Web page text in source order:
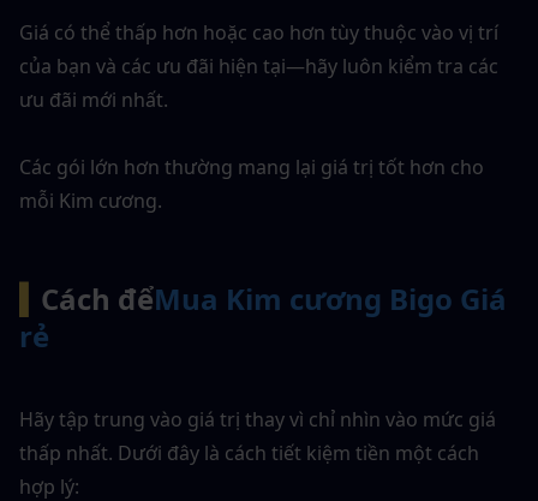
Giá có thể thấp hơn hoặc cao hơn tùy thuộc vào vị trí
của bạn và các ưu đãi hiện tại—hãy luôn kiểm tra các
ưu đãi mới nhất.
Các gói lớn hơn thường mang lại giá trị tốt hơn cho
mỗi Kim cương.
Cách đểMua Kim cương Bigo Giá
rẻ
Hãy tập trung vào giá trị thay vì chỉ nhìn vào mức giá
thấp nhất. Dưới đây là cách tiết kiệm tiền một cách
hợp lý: